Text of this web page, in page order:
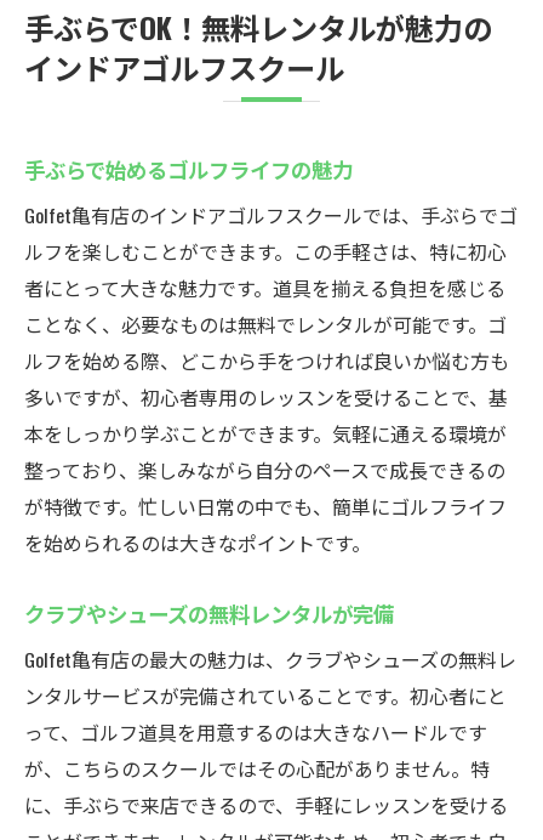
手ぶらでOK！無料レンタルが魅力の
インドアゴルフスクール
手ぶらで始めるゴルフライフの魅力
Golfet亀有店のインドアゴルフスクールでは、手ぶらでゴ
ルフを楽しむことができます。この手軽さは、特に初心
者にとって大きな魅力です。道具を揃える負担を感じる
ことなく、必要なものは無料でレンタルが可能です。ゴ
ルフを始める際、どこから手をつければ良いか悩む方も
多いですが、初心者専用のレッスンを受けることで、基
本をしっかり学ぶことができます。気軽に通える環境が
整っており、楽しみながら自分のペースで成長できるの
が特徴です。忙しい日常の中でも、簡単にゴルフライフ
を始められるのは大きなポイントです。
クラブやシューズの無料レンタルが完備
Golfet亀有店の最大の魅力は、クラブやシューズの無料レ
ンタルサービスが完備されていることです。初心者にと
って、ゴルフ道具を用意するのは大きなハードルです
が、こちらのスクールではその心配がありません。特
に、手ぶらで来店できるので、手軽にレッスンを受ける